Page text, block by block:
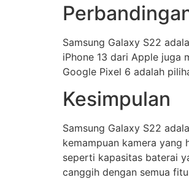
Samsung Galaxy S22
iPhone 13 dari Apple juga
Google Pixel 6 adalah
Kesimpulan
Samsung Galaxy S22
kemampuan kamera yang
seperti kapasitas baterai
canggih dengan semua